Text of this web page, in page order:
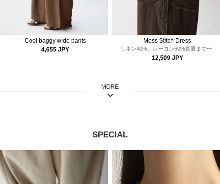
Cool baggy wide pants
4,655 JPY
Moss Stitch Dress
リネン40%、レーヨン60%真夏まで〜
12,509 JPY
MORE
SPECIAL